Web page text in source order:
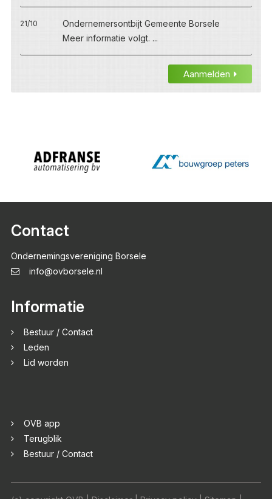
21/10
Ondernemersontbijt Gemeente Borsele
Meer informatie volgt. ...
Aanmelden
Contact
Ondernemingsvereniging Borsele
info@ovborsele.nl
Informatie
Bestuur / Contact
Leden
Lid worden
OVB app
Terugblik
Bestuur / Contact